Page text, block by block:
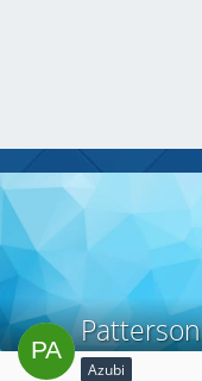
Patterson
Azubi